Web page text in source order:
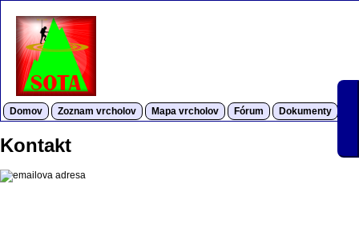
Domov Zoznam vrcholov Mapa vrcholov Fórum Dokumenty
Kontakt